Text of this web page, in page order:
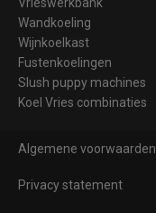
Vrieswerkbank
Wandkoeling
Wijnkoelkast
Fustenkoelingen
Slush puppy machines
Koel Vries combinaties
Algemene voorwaarden
Privacy statement